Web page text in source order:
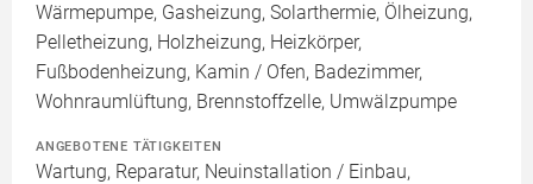
Wärmepumpe, Gasheizung, Solarthermie, Ölheizung,
Pelletheizung, Holzheizung, Heizkörper,
Fußbodenheizung, Kamin / Ofen, Badezimmer,
Wohnraumlüftung, Brennstoffzelle, Umwälzpumpe
ANGEBOTENE TÄTIGKEITEN
Wartung, Reparatur, Neuinstallation / Einbau,